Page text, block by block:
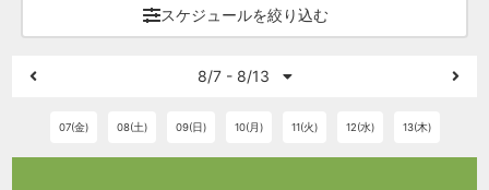
スケジュールを絞り込む
8/7 - 8/13
07(金) 08(土) 09(日) 10(月) 11(火) 12(水) 13(木)